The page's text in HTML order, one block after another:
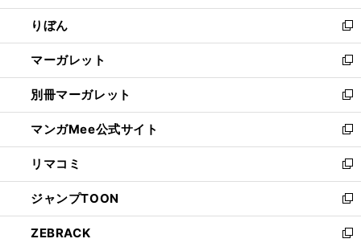
開
く
ウ
で
開
く
ン
ド
ウ
で
開
く
ウ
ィ
ン
ド
ウ
で
開
く
りぼん
新
し
い
ウ
ィ
ン
ド
ウ
で
開
く
マーガレット
新
し
い
ウ
ィ
ン
ド
ウ
で
開
く
別冊マーガレット
新
し
い
ウ
ィ
ン
ド
ウ
で
マンガMee公式サイト
新
し
い
ウ
ィ
ン
ド
リマコミ
新
し
い
ウ
ィ
ジャンプTOON
新
し
い
ZEBRACK
新